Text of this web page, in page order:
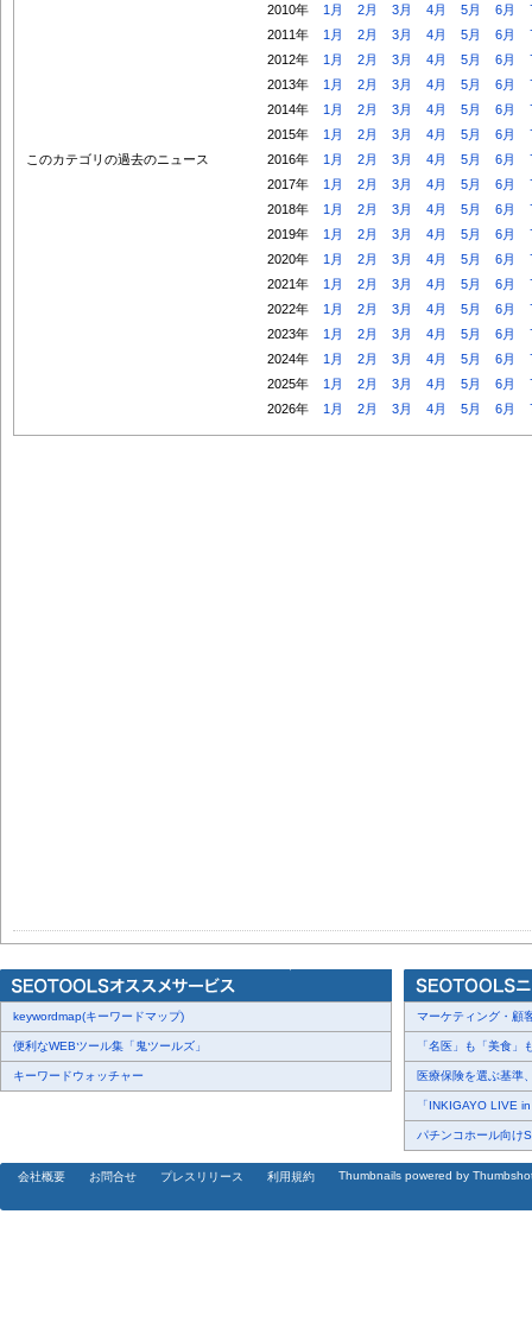
このカテゴリの過去のニュース
2010年 1月 2月 3月 4月 5月 6月
2011年
1月 2月 3月 4月 5月 6月
2012年
1月 2月 3月 4月 5月 6月
2013年
1月 2月 3月 4月 5月 6月
2014年
1月 2月 3月 4月 5月 6月
2015年
1月 2月 3月 4月 5月 6月
2016年
1月 2月 3月 4月 5月 6月
2017年
1月 2月 3月 4月 5月 6月
2018年
1月 2月 3月 4月 5月 6月
2019年
1月 2月 3月 4月 5月 6月
2020年
1月 2月 3月 4月 5月 6月
2021年
1月 2月 3月 4月 5月 6月
2022年
1月 2月 3月 4月 5月 6月
2023年
1月 2月 3月 4月 5月 6月
2024年
1月 2月 3月 4月 5月 6月
2025年
1月 2月 3月 4月 5月 6月
2026年
1月 2月 3月 4月 5月 6月
keywordmap(キーワードマップ)
便利なWEBツール集「鬼ツールズ」
キーワードウォッチャー
マーケティング・顧
「名医」も「美食」
医療保険を選ぶ基準
「INKIGAYO LIVE
パチンコホール向け
会社概要 お問合せ プレスリリース 利用規約 Thumbnails powered by